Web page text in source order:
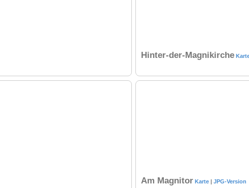
Hinter-der-Magnikirche
Am Magnitor Karte | JPG-Version